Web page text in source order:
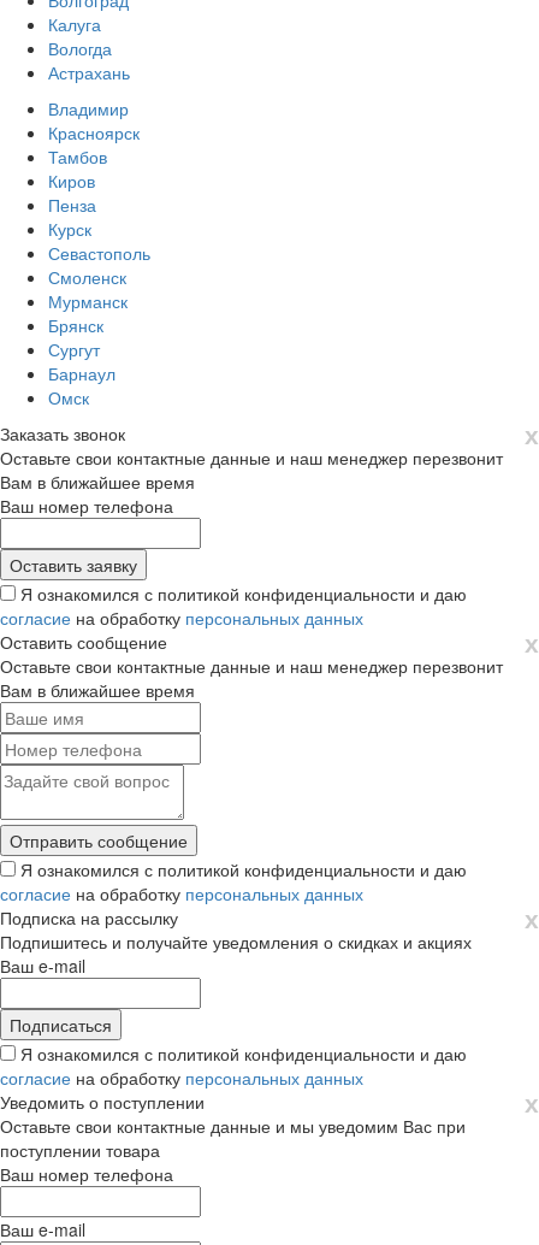
Калуга
Вологда
Астрахань
Владимир
Красноярск
Тамбов
Киров
Пенза
Курск
Севастополь
Смоленск
Мурманск
Брянск
Сургут
Барнаул
Омск
х
Заказать звонок
Оставьте свои контактные данные и наш менеджер перезвонит
Вам в ближайшее время
Ваш номер телефона
Я ознакомился с политикой конфиденциальности и даю
согласие на обработку персональных данных
х
Оставить сообщение
Оставьте свои контактные данные и наш менеджер перезвонит
Вам в ближайшее время
Я ознакомился с политикой конфиденциальности и даю
согласие на обработку персональных данных
х
Подписка на рассылку
Подпишитесь и получайте уведомления о скидках и акциях
Ваш e-mail
Я ознакомился с политикой конфиденциальности и даю
согласие на обработку персональных данных
х
Уведомить о поступлении
Оставьте свои контактные данные и мы уведомим Вас при
поступлении товара
Ваш номер телефона
Ваш e-mail